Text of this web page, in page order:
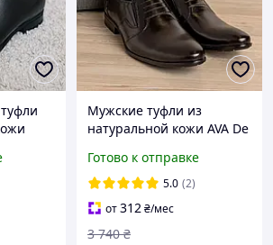
Мужские туфли из
натуральной кожи AVA De
туфли
Готово к отправке
5.0 (2)
от312₴/мес
3 740 ₴